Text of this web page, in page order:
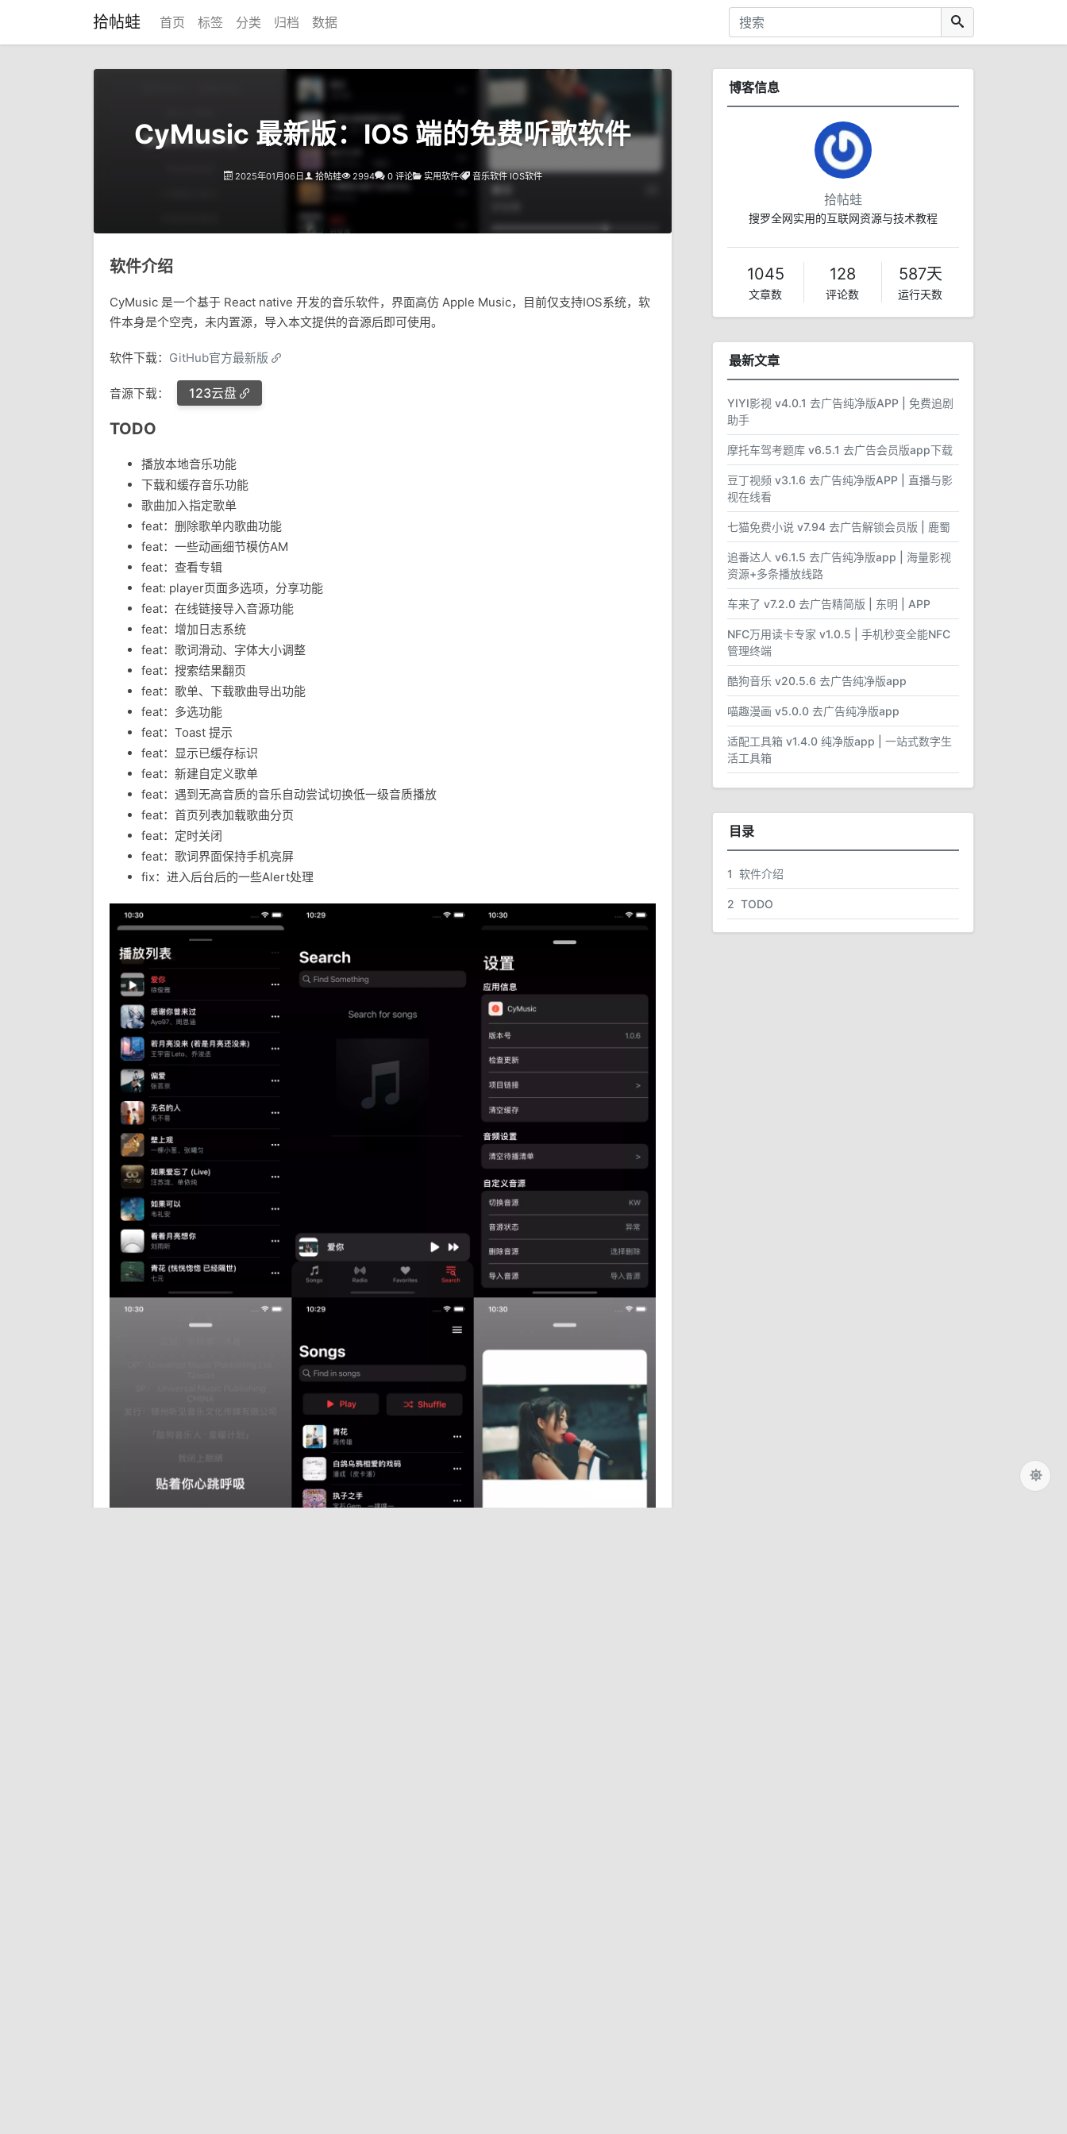
拾帖蛙 首页 标签 分类 归档 数据
CyMusic 最新版：IOS 端的免费听歌软件
2025年01月06日 拾帖蛙 2994 0 评论 实用软件 音乐软件 IOS软件
软件介绍
CyMusic 是一个基于 React native 开发的音乐软件，界面高仿 Apple Music，目前仅支持IOS系统，软
件本身是个空壳，未内置源，导入本文提供的音源后即可使用。
软件下载： GitHub官方最新版
音源下载： 123云盘
TODO
播放本地音乐功能
下载和缓存音乐功能
歌曲加入指定歌单
feat：删除歌单内歌曲功能
feat：一些动画细节模仿AM
feat：查看专辑
feat: player页面多选项，分享功能
feat：在线链接导入音源功能
feat：增加日志系统
feat：歌词滑动、字体大小调整
feat：搜索结果翻页
feat：歌单、下载歌曲导出功能
feat：多选功能
feat：Toast 提示
feat：显示已缓存标识
feat：新建自定义歌单
feat：遇到无高音质的音乐自动尝试切换低一级音质播放
feat：首页列表加载歌曲分页
feat：定时关闭
feat：歌词界面保持手机亮屏
fix：进入后台后的一些Alert处理
博客信息
拾帖蛙
搜罗全网实用的互联网资源与技术教程
1045
文章数
128
评论数
587天
运行天数
最新文章
YIYI影视 v4.0.1 去广告纯净版APP | 免费追剧
助手
摩托车驾考题库 v6.5.1 去广告会员版app下载
豆丁视频 v3.1.6 去广告纯净版APP | 直播与影
视在线看
七猫免费小说 v7.94 去广告解锁会员版 | 鹿蜀
追番达人 v6.1.5 去广告纯净版app | 海量影视
资源+多条播放线路
车来了 v7.2.0 去广告精简版 | 东明 | APP
NFC万用读卡专家 v1.0.5 | 手机秒变全能NFC
管理终端
酷狗音乐 v20.5.6 去广告纯净版app
喵趣漫画 v5.0.0 去广告纯净版app
适配工具箱 v1.4.0 纯净版app | 一站式数字生
活工具箱
目录
1 软件介绍
2 TODO